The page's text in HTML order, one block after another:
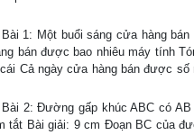
1: Một buổi sáng cửa hàng
bán được bao nhiêu máy tính
Cả ngày cửa hàng bán được số
2: Đường gấp khúc ABC có
tắt Bài giải: 9 cm Đoạn BC của